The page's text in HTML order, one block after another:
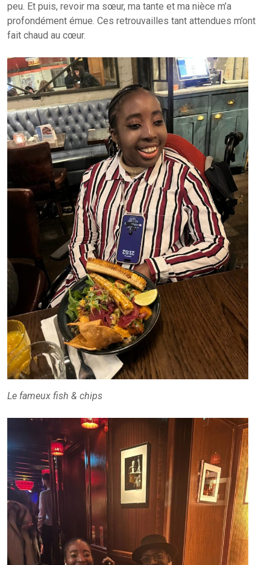
peu. Et puis, revoir ma sœur, ma tante et ma nièce m’a
profondément émue. Ces retrouvailles tant attendues m’ont
fait chaud au cœur.
Le fameux fish & chips